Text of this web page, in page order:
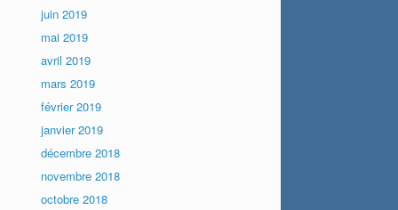
juin 2019
mai 2019
avril 2019
mars 2019
février 2019
janvier 2019
décembre 2018
novembre 2018
octobre 2018